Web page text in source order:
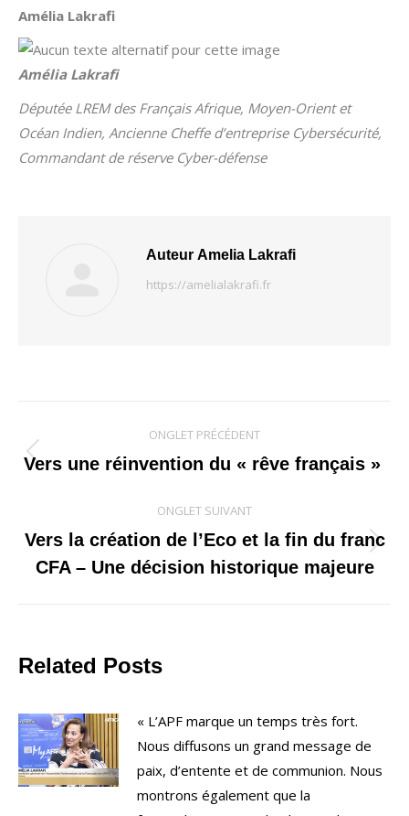
Amélia Lakrafi
Amélia Lakrafi
Députée LREM des Français Afrique, Moyen-Orient et
Océan Indien, Ancienne Cheffe d’entreprise Cybersécurité,
Commandant de réserve Cyber-défense
Auteur Amelia Lakrafi
https://amelialakrafi.fr
de
commentaire
ONGLET PRÉCÉDENT
Onglet
Vers une réinvention du « rêve français »
ONGLET SUIVANT
Onglet
suivant
Vers la création de l’Eco et la fin du franc
CFA – Une décision historique majeure
Related Posts
« L’APF marque un temps très fort.
Nous diffusons un grand message de
paix, d’entente et de communion. Nous
montrons également que la